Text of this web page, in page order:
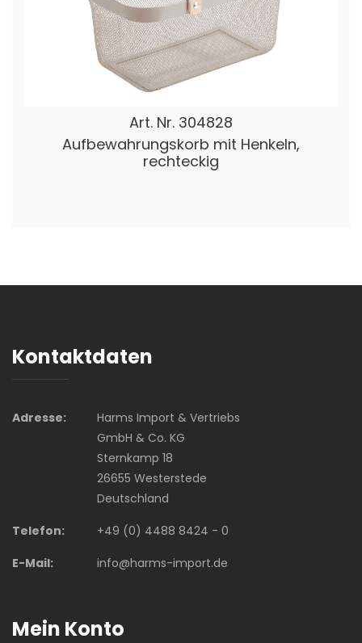
Art. Nr. 304828
Aufbewahrungskorb mit Henkeln,
rechteckig
Kontaktdaten
Adresse:
Harms Import & Vertriebs
GmbH & Co. KG
Sternkamp 18
26655 Westerstede
Deutschland
Telefon:
+49 (0) 4488 8424 - 0
E-Mail:
info@harms-import.de
Mein Konto